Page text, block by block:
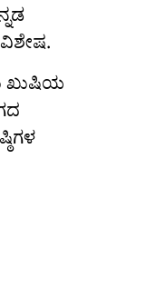
ಖುಷಿಯ